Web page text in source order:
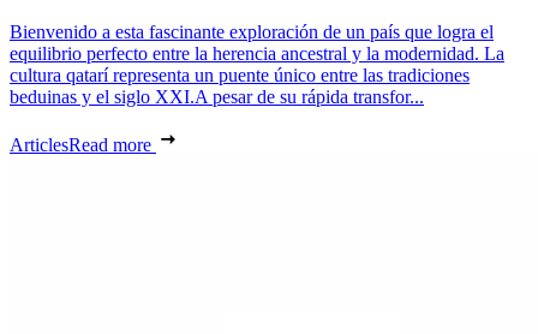
Bienvenido a esta fascinante exploración de un país que logra el
equilibrio perfecto entre la herencia ancestral y la modernidad. La
cultura qatarí representa un puente único entre las tradiciones
beduinas y el siglo XXI.A pesar de su rápida transfor...
ArticlesRead more